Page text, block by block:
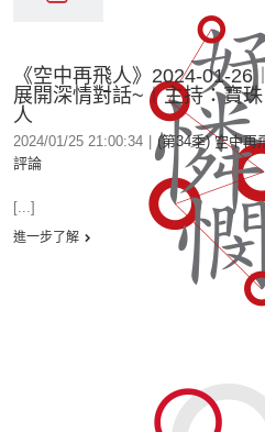
《空中再飛人》2024-01-
展開深情對話~︱主持：寶
人
2024/01/25 21:00:34 (第34季) 空中再
評論
[...]
進一步了解